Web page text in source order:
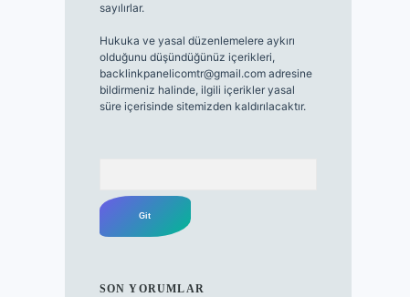
sayılırlar.
Hukuka ve yasal düzenlemelere aykırı
olduğunu düşündüğünüz içerikleri,
backlinkpanelicomtr@gmail.comadresine
bildirmeniz halinde, ilgili içerikler yasal
süre içerisinde sitemizden kaldırılacaktır.
SON YORUMLAR